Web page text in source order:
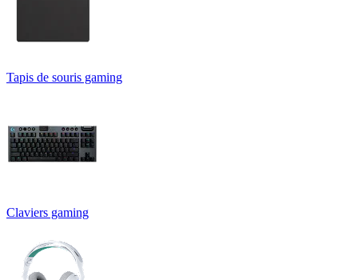
Tapis de souris gaming
Claviers gaming